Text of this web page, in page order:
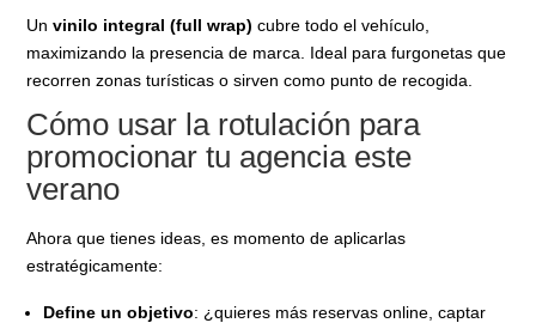
Unvinilo integral (full wrap) cubre todo el vehículo,
maximizando la presencia de marca. Ideal para furgonetas que
recorren zonas turísticas o sirven como punto de recogida.
Cómo usar la rotulación para
promocionar tu agencia este
verano
Ahora que tienes ideas, es momento de aplicarlas
estratégicamente:
Define un objetivo: ¿quieres más reservas online, captar